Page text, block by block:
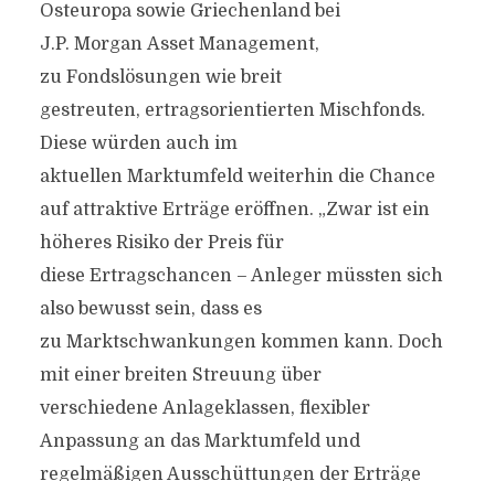
Osteuropa sowie Griechenland bei
J.P. Morgan Asset Management,
zu Fondslösungen wie breit
gestreuten, ertragsorientierten Mischfonds.
Diese würden auch im
aktuellen Marktumfeld weiterhin die Chance
auf attraktive Erträge eröffnen. „Zwar ist ein
höheres Risiko der Preis für
diese Ertragschancen – Anleger müssten sich
also bewusst sein, dass es
zu Marktschwankungen kommen kann. Doch
mit einer breiten Streuung über
verschiedene Anlageklassen, flexibler
Anpassung an das Marktumfeld und
regelmäßigen Ausschüttungen der Erträge